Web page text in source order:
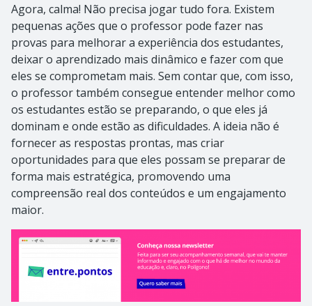
Agora, calma! Não precisa jogar tudo fora. Existem
pequenas ações que o professor pode fazer nas
provas para melhorar a experiência dos estudantes,
deixar o aprendizado mais dinâmico e fazer com que
eles se comprometam mais. Sem contar que, com isso,
o professor também consegue entender melhor como
os estudantes estão se preparando, o que eles já
dominam e onde estão as dificuldades. A ideia não é
fornecer as respostas prontas, mas criar
oportunidades para que eles possam se preparar de
forma mais estratégica, promovendo uma
compreensão real dos conteúdos e um engajamento
maior.